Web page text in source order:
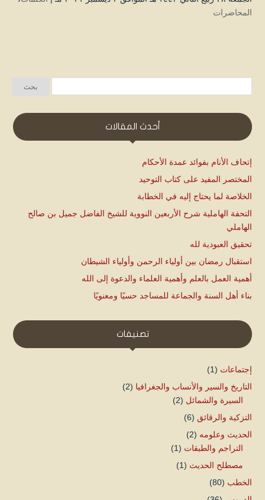
المحاضرات
أحدث المقالات
إتحاف الأنام بفوائد عمدة الأحكام
المختصر المفيد على كتاب التوحيد
الخلاصة لما يحتاج إليه في الخطابة
التحفة الهاملية شرح الأربعين النووية للشيخ الفاضل جميل بن صالح
الهاملي
تحقيق العبودية لله
استقبال رمضان بين أولياء الرحمن وأولياء الشيطان
أهمية العمل بالعلم وأهمية العلماء والدعوة إلى الله
بناء أهل السنة والجماعة للمساجد حسيًا ومعنويًا
تصنيفات
إجتماعات (1)
التاريخ والسير والأنساب والجغرافيا (2)
السيرة والشمائل (2)
التزكية والرقائق (6)
الحديث وعلومه (2)
التراجم والطبقات (1)
مصطلح الحديث (1)
الخطب (80)